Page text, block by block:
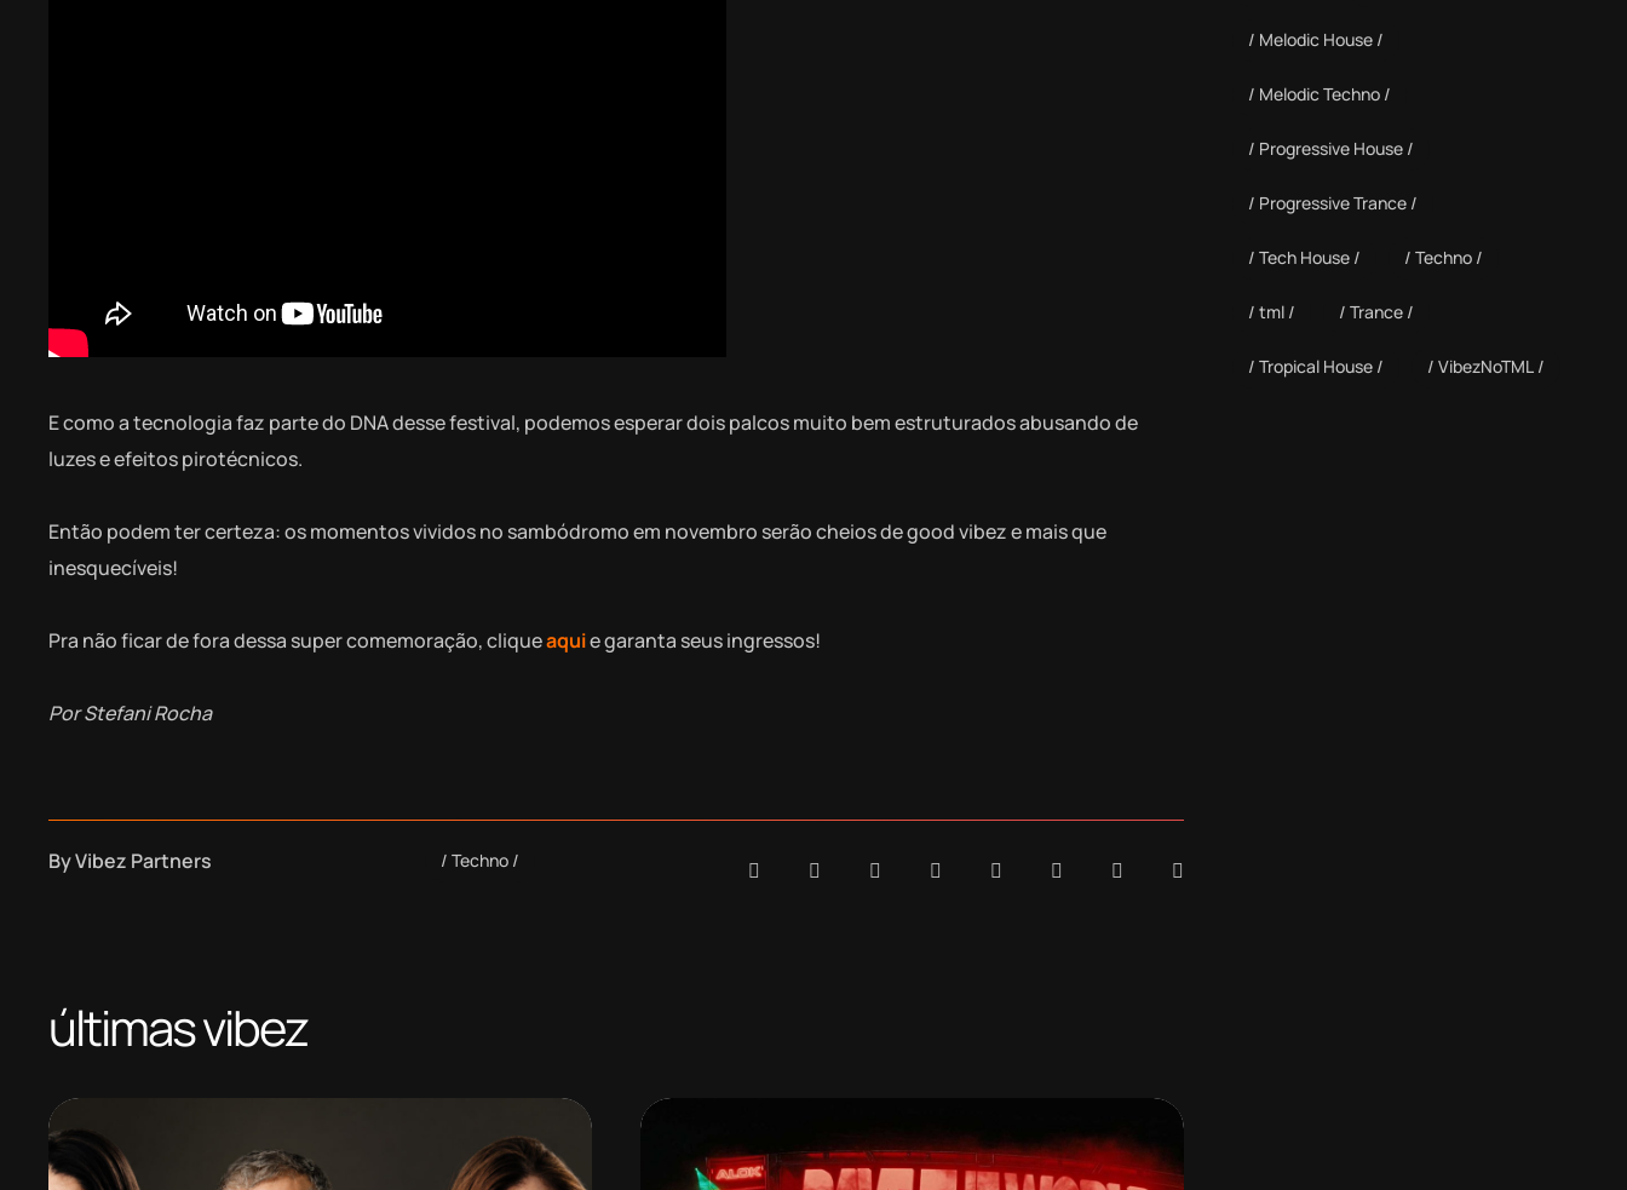
E como a tecnologia faz parte do DNA desse festival, podemos esperar dois palcos muito bem estruturados abusando de
luzes e efeitos pirotécnicos.
Então podem ter certeza: os momentos vividos no sambódromo em novembro serão cheios de good vibez e mais que
inesquecíveis!
Pra não ficar de fora dessa super comemoração, cliqueaquie garanta seus ingressos!
Por Stefani Rocha
ByVibez Partners Techno
últimas vibez
Melodic House
Melodic Techno
Progressive House
Progressive Trance
Tech House Techno
tml Trance
Tropical House VibezNoTML